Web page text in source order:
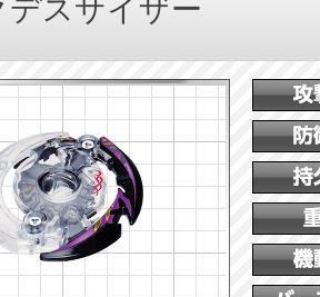
デスサイザー